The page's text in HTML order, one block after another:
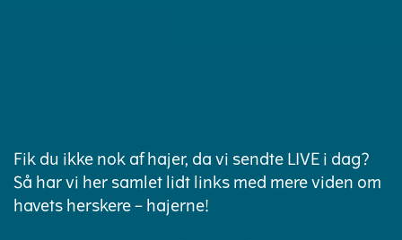
Fik du ikke nok af hajer, da vi sendte LIVE i dag?
Så har vi her samlet lidt links med mere viden om
havets herskere – hajerne!